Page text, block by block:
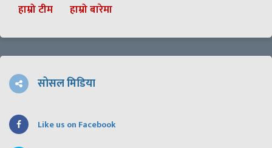
हाम्रो टीम हाम्रो बारेमा
सोसल मिडिया
Like us on Facebook